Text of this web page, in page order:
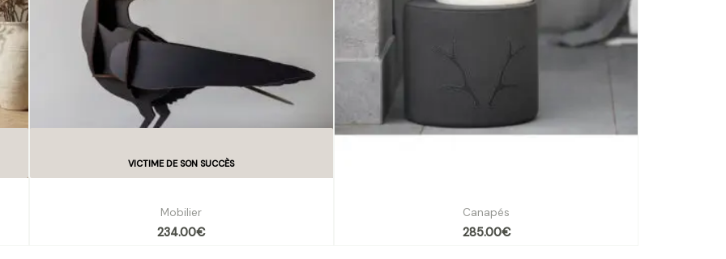
Mobilier
234.00€
Canapés
285.00€